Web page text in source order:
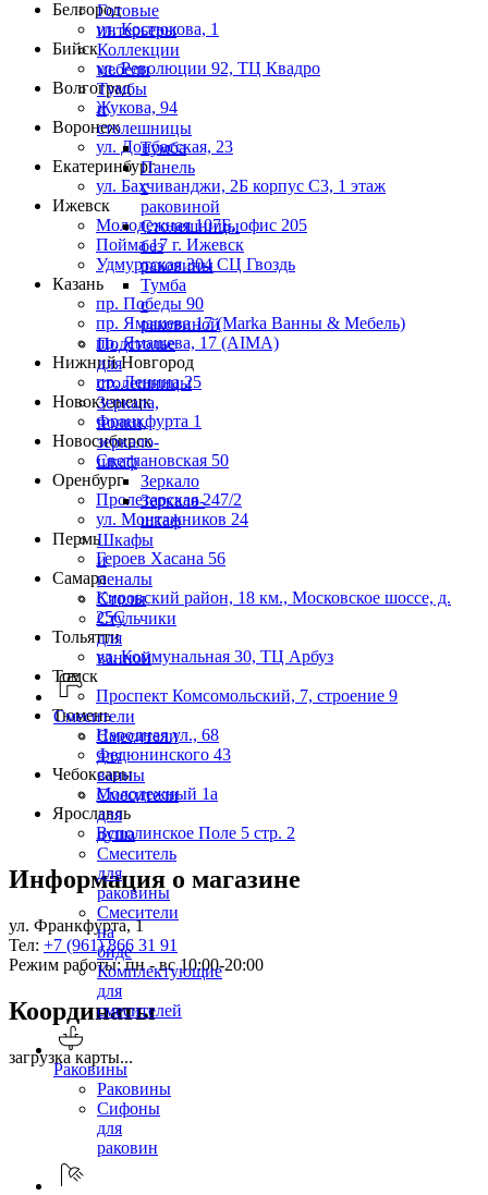
Готовые
интерьеры
Коллекции
мебели
Тумбы
и
столешницы
Тумба
Панель
с
раковиной
Столешницы
без
раковины
Тумба
с
раковиной
Подстолье
для
столешницы
Зеркала,
полки,
зеркало-
шкаф
Зеркало
Зеркало-
шкаф
Шкафы
и
пеналы
Столы
Стульчики
для
ванной
Смесители
Смесители
для
ванны
Смесители
для
душа
Смеситель
для
раковины
Смесители
на
биде
Комплектующие
для
смесителей
Раковины
Раковины
Сифоны
для
раковин
Белгород
ул. Костюкова, 1
Бийск
ул. Революции 92, ТЦ Квадро
Волгоград
Жукова, 94
Воронеж
ул. Донбасская, 23
Екатеринбург
ул. Бахчиванджи, 2Б корпус С3, 1 этаж
Ижевск
Молодежная 107Б, офис 205
Пойма 17 г. Ижевск
Удмуртская 304 СЦ Гвоздь
Казань
пр. Победы 90
пр. Ямашева 17 (Marka Ванны & Мебель)
пр. Ямашева, 17 (AIMA)
Нижний Новгород
пр. Ленина 25
Новокузнецк
Франкфурта 1
Новосибирск
Светлановская 50
Оренбург
Пролетарская 247/2
ул. Монтажников 24
Пермь
Героев Хасана 56
Самара
Кировский район, 18 км., Московское шоссе, д.
25С
Тольятти
ул. Коммунальная 30, ТЦ Арбуз
Томск
Проспект Комсомольский, 7, строение 9
Тюмень
Народная ул., 68
Федюнинского 43
Чебоксары
Молодежный 1а
Ярославль
Всполинское Поле 5 стр. 2
Информация о магазине
ул. Франкфурта, 1
Тел: +7 (961) 866 31 91
Режим работы: пн - вс 10:00-20:00
Координаты
загрузка карты...